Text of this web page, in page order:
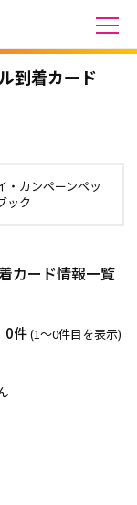
到着カード
・カンペーンペッ
ック
カード情報一覧
0件(1〜0件目を表示)